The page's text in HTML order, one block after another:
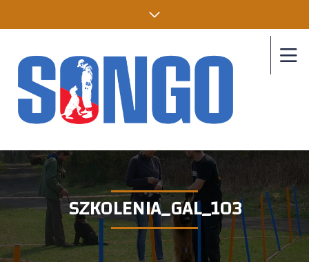
SZKOLENIA_GAL_103